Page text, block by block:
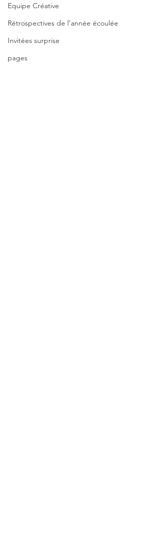
Equipe Créative
Rétrospectives de l’année écoulée
Invitées surprise
pages